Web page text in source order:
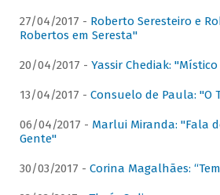
27/04/2017 - Roberto Seresteiro e
Robertos em Seresta"
20/04/2017 - Yassir Chediak:
13/04/2017 - Consuelo de Paula: "O
06/04/2017 - Marlui Miranda: "Fala
Gente"
30/03/2017 - Corina Magalhães: